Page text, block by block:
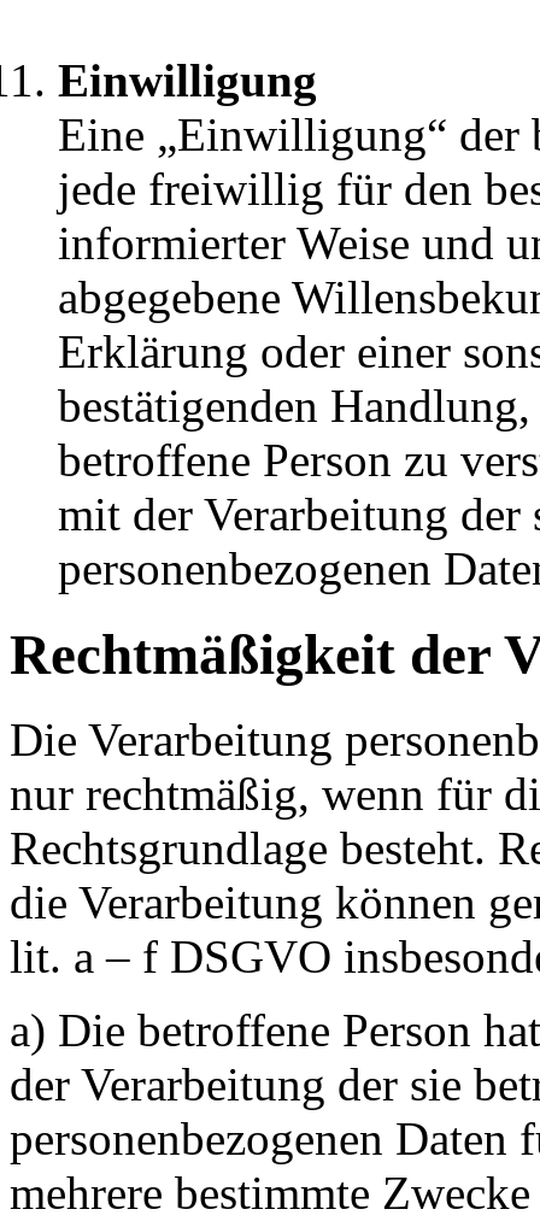
Einwilligung
Eine „Einwilligung“ der
jede freiwillig für den
informierter Weise und
abgegebene
Erklärung oder einer
bestätigenden
betroffene Person zu
mit der Verarbeitung der
personenbezogenen
Rechtmäßigkeit der
Die Verarbeitung
nur rechtmäßig, wenn für
Rechtsgrundlage besteht.
die Verarbeitung können
lit. a – f DSGVO
a) Die betroffene Person
der Verarbeitung der sie
personenbezogenen Daten
mehrere bestimmte